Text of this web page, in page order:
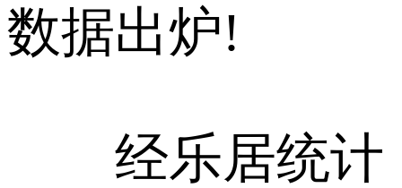
数据出炉!
经乐居统计